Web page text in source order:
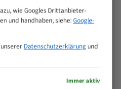
)
wie Googles Drittanbieter-
und handhaben, siehe:Google-
Datenschutzerklärungund
Immer aktiv